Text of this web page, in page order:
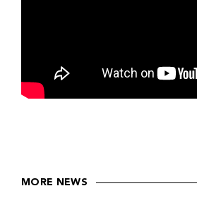
MORE NEWS